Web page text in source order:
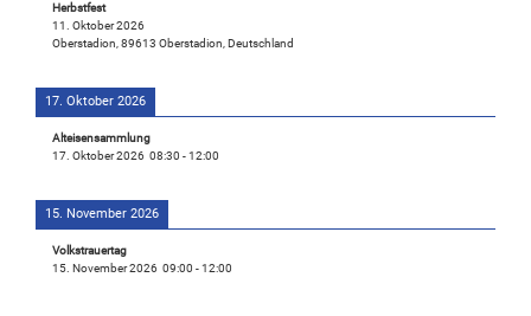
Herbstfest
11. Oktober 2026
Oberstadion, 89613 Oberstadion, Deutschland
17. Oktober 2026
Alteisensammlung
17. Oktober 2026 08:30 -12:00
15. November 2026
Volkstrauertag
15. November 2026 09:00 -12:00